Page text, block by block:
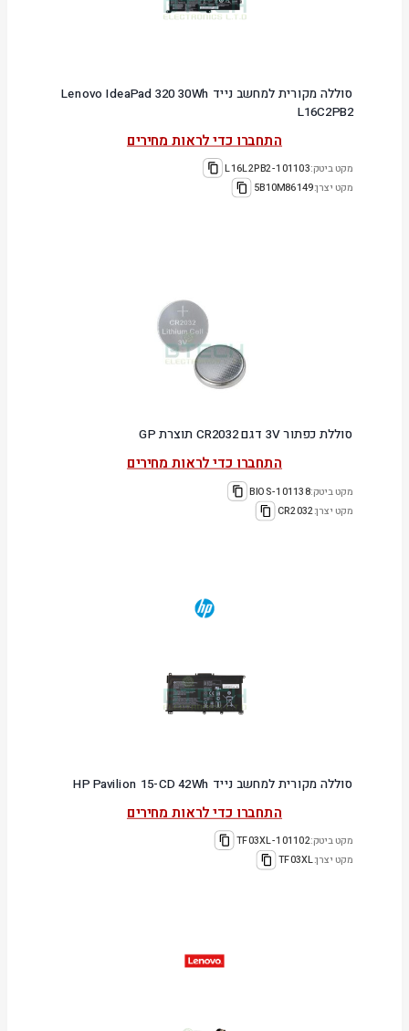
סוללה מקורית למחשב נייד Lenovo IdeaPad 320 30Wh
L16C2PB2
התחברו כדי לראות מחירים
מקט ביטק:101103-L16L2PB2
מקט יצרן:5B10M86149
סוללת כפתור 3V דגם CR2032 תוצרת GP
התחברו כדי לראות מחירים
מקט ביטק:101138-BIOS
מקט יצרן:CR2032
סוללה מקורית למחשב נייד HP Pavilion 15-CD 42Wh
התחברו כדי לראות מחירים
מקט ביטק:101102-TF03XL
מקט יצרן:TF03XL